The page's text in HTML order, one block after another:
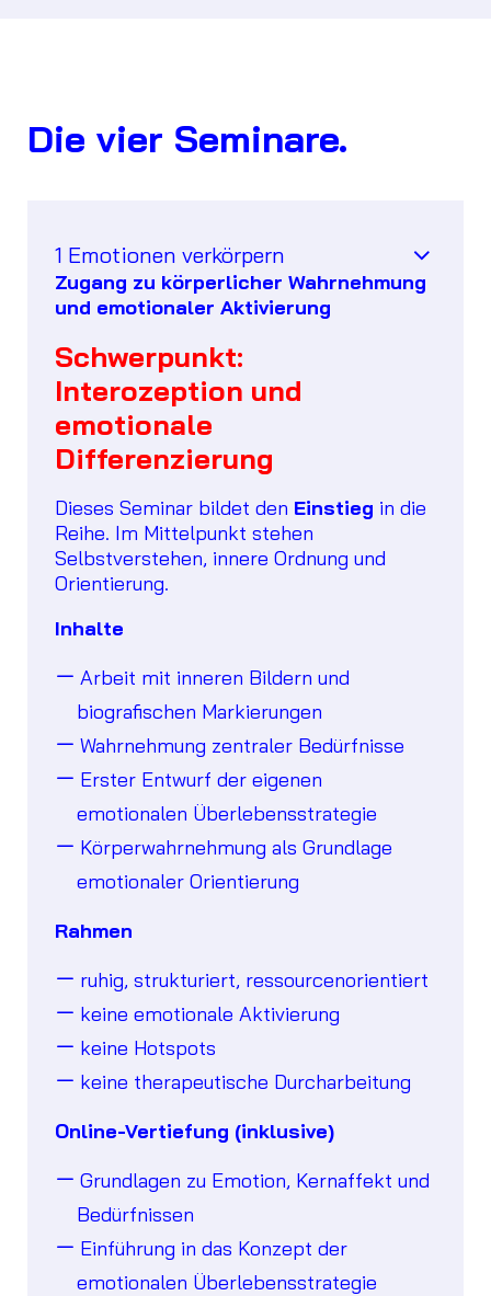
Die vier Seminare.
1 Emotionen verkörpern
Zugang zu körperlicher Wahrnehmung
und emotionaler Aktivierung
Schwerpunkt:
Interozeption und
emotionale
Differenzierung
Dieses Seminar bildet den Einstieg in die
Reihe. Im Mittelpunkt stehen
Selbstverstehen, innere Ordnung und
Orientierung.
Inhalte
Arbeit mit inneren Bildern und
biografischen Markierungen
Wahrnehmung zentraler Bedürfnisse
Erster Entwurf der eigenen
emotionalen Überlebensstrategie
Körperwahrnehmung als Grundlage
emotionaler Orientierung
Rahmen
ruhig, strukturiert, ressourcenorientiert
keine emotionale Aktivierung
keine Hotspots
keine therapeutische Durcharbeitung
Online-Vertiefung (inklusive)
Grundlagen zu Emotion, Kernaffekt und
Bedürfnissen
Einführung in das Konzept der
emotionalen Überlebensstrategie